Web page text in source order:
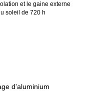
et le gaine externe
soleil de 720 h
d'aluminium